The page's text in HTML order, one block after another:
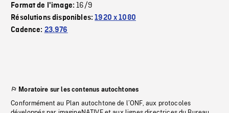
Format de l'image:16/9
Résolutions disponibles:1920 x 1080
Cadence: 23.976
Moratoire sur les contenus autochtones
Conformément au Plan autochtone de l’ONF, aux protocoles